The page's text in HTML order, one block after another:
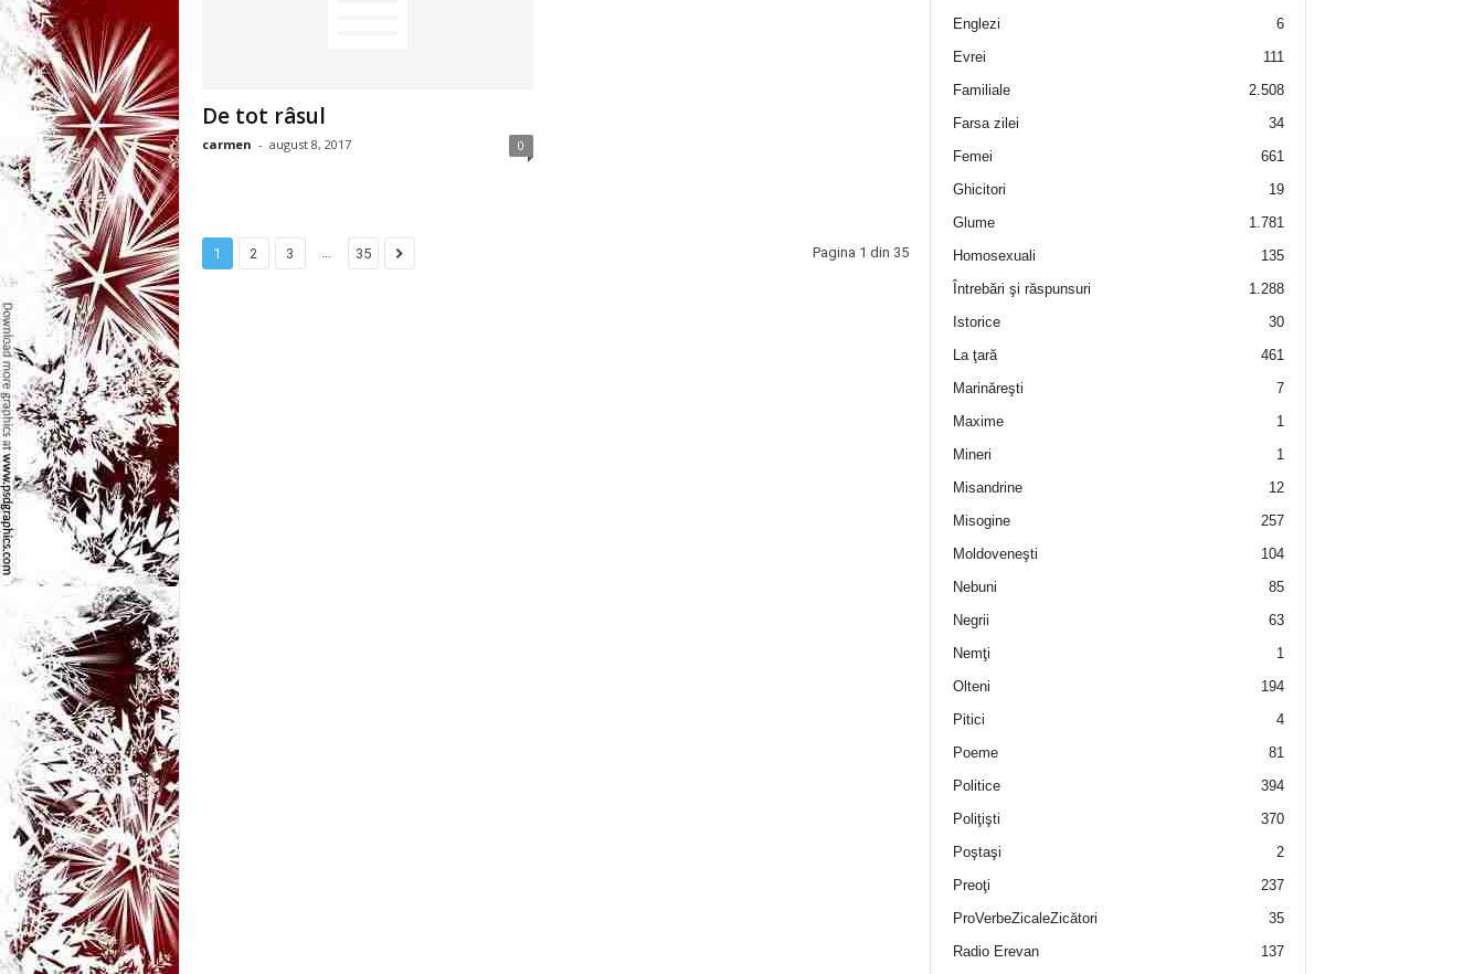
i
i
De tot râsul
carmen - august 8, 2017 0
1 2 3 ... 35 Pagina 1 din 35
Englezi
6
Evrei
111
Familiale
2.508
Farsa zilei
34
Femei
661
Ghicitori
19
Glume
1.781
Homosexuali
135
Întrebări şi răspunsuri
1.288
Istorice
30
La ţară
461
Marinăreşti
7
Maxime
1
Mineri
1
Misandrine
12
Misogine
257
Moldoveneşti
104
Nebuni
85
Negrii
63
Nemţi
1
Olteni
194
Pitici
4
Poeme
81
Politice
394
Poliţişti
370
Poştaşi
2
Preoţi
237
ProVerbeZicaleZicători
35
Radio Erevan
137